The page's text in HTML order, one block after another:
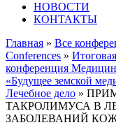
НОВОСТИ
КОНТАКТЫ
Главная » Все
Conferences »
конференция
«Будущее земской
Лечебное дело »
ТАКРОЛИМУСА В
ЗАБОЛЕВАНИЙ